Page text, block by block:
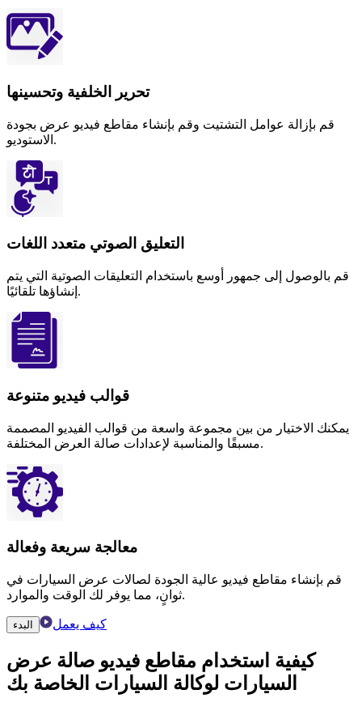
تحرير الخلفية وتحسينها
قم بإزالة عوامل التشتيت وقم بإنشاء مقاطع فيديو عرض بجودة
الاستوديو.
التعليق الصوتي متعدد اللغات
قم بالوصول إلى جمهور أوسع باستخدام التعليقات الصوتية التي يتم
إنشاؤها تلقائيًا.
قوالب فيديو متنوعة
يمكنك الاختيار من بين مجموعة واسعة من قوالب الفيديو المصممة
مسبقًا والمناسبة لإعدادات صالة العرض المختلفة.
معالجة سريعة وفعالة
قم بإنشاء مقاطع فيديو عالية الجودة لصالات عرض السيارات في
ثوانٍ، مما يوفر لك الوقت والموارد.
البدء كيف يعمل
كيفية استخدام مقاطع فيديو صالة عرض
السيارات لوكالة السيارات الخاصة بك